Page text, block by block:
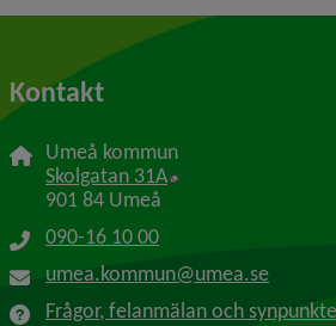
Kontakt
Umeå kommun
Skolgatan 31A Länk till annan
901 84 Umeå
090-16 10 00
umea.kommun@umea.se
Frågor, felanmälan och